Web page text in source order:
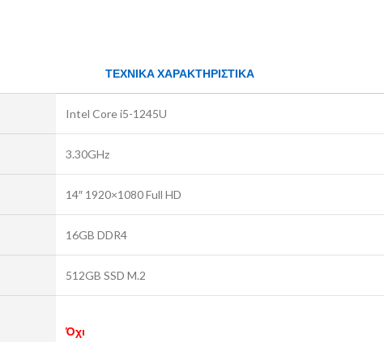
ΤΕΧΝΙΚΑ ΧΑΡΑΚΤΗΡΙΣΤΙΚΑ
Intel Core i5-1245U
3.30GHz
14″ 1920×1080 Full HD
16GB DDR4
512GB SSD M.2
Όχι